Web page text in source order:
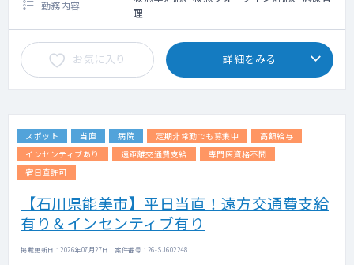
勤務内容
理
お気に入り 詳細をみる
スポット 当直 病院 定期非常勤でも募集中
高額給与
インセンティブあり
遠距離交通費支給
専門医資格不問
宿日直許可
【石川県能美市】平日当直！遠方交通費支給
有り＆インセンティブ有り
掲載更新日 : 2026年07月27日 案件番号 : 26-SJ602248